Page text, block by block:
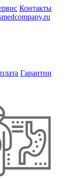
Контакты
Гарантии